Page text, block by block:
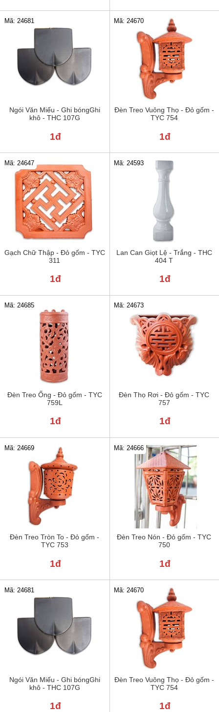
Ngói Văn Miếu - Ghi bóngGhi
khô - THC 107G
Mã: 24681
1đ
Đèn Treo Vuông Thọ - Đỏ gốm -
TYC 754
Mã: 24670
1đ
Gạch Chữ Thập - Đỏ gốm - TYC
311
Mã: 24647
1đ
Lan Can Giọt Lệ - Trắng - THC
404 T
Mã: 24593
1đ
Đèn Treo Ống - Đỏ gốm - TYC
759L
Mã: 24685
1đ
Đèn Thọ Rơi - Đỏ gốm - TYC
757
Mã: 24673
1đ
Đèn Treo Tròn To - Đỏ gốm -
TYC 753
Mã: 24669
1đ
Đèn Treo Nón - Đỏ gốm - TYC
750
Mã: 24666
1đ
Ngói Văn Miếu - Ghi bóngGhi
khô - THC 107G
Mã: 24681
1đ
Đèn Treo Vuông Thọ - Đỏ gốm -
TYC 754
Mã: 24670
1đ